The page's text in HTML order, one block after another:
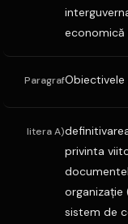
economică
Paragraf
litera A)
privinta
organizaţie
sistem de